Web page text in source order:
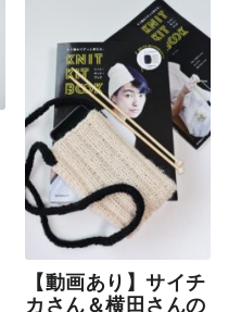
【動画あり】サイチ
カさん＆横田さんの